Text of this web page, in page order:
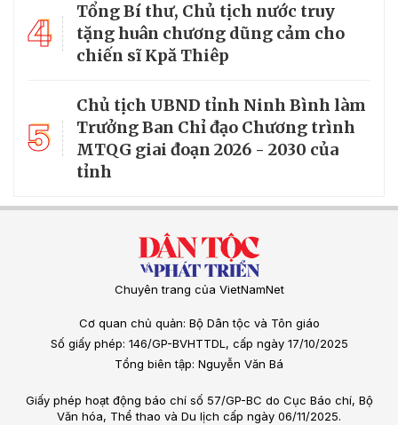
4
Tổng Bí thư, Chủ tịch nước truy
tặng huân chương dũng cảm cho
chiến sĩ Kpă Thiêp
5
Chủ tịch UBND tỉnh Ninh Bình làm
Trưởng Ban Chỉ đạo Chương trình
MTQG giai đoạn 2026 - 2030 của
tỉnh
Chuyên trang của VietNamNet
Cơ quan chủ quản: Bộ Dân tộc và Tôn giáo
Số giấy phép: 146/GP-BVHTTDL, cấp ngày 17/10/2025
Tổng biên tập: Nguyễn Văn Bá
Giấy phép hoạt động báo chí số 57/GP-BC do Cục Báo chí, Bộ
Văn hóa, Thể thao và Du lịch cấp ngày 06/11/2025.